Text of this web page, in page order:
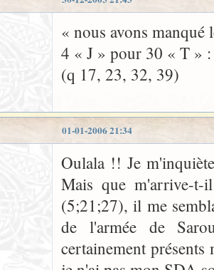
« nous avons
4 « J » pour 30 « T »
(q 17, 23, 32, 39)
01-01-2006 21:34
Oulala !! Je
Mais que m'arrive-
(5;21;27), il me
de l'armée de
certainement